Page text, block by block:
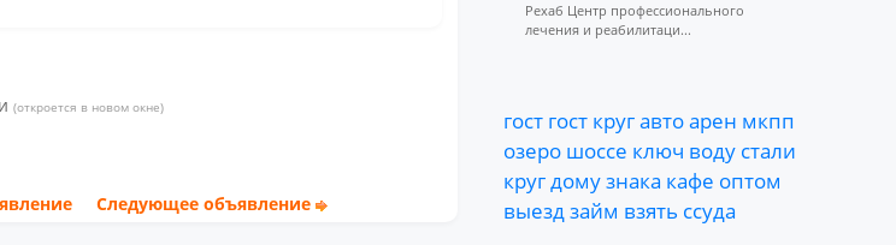
(откроется в новом окне)
Следующее объявление
Рехаб Центр профессионального
лечения и реабилитаци...
гост гост кругавтоарен мкпп
озеро шоссе ключ воду стали
кругдомузнака кафе оптом
выездзайм взять ссуда